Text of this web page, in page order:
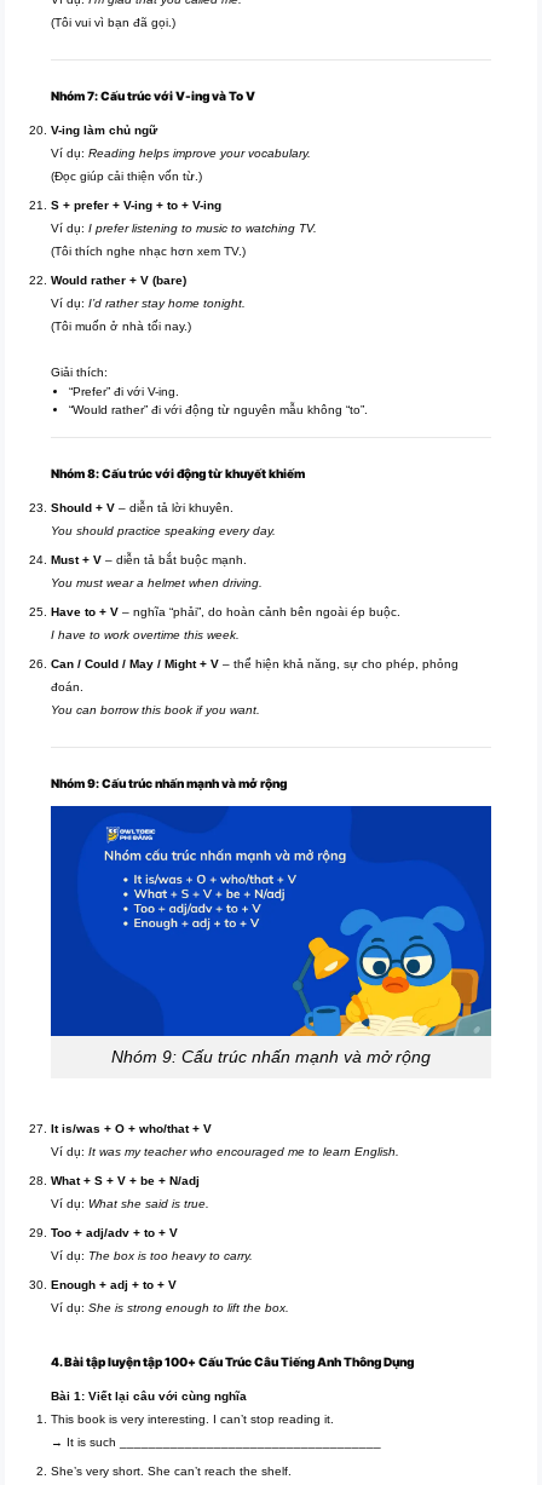
(Tôi vui vì bạn đã gọi.)
Nhóm 7: Cấu trúc với V-ing và To V
V-ing làm chủ ngữ
Ví dụ:Reading helps improve your vocabulary.
(Đọc giúp cải thiện vốn từ.)
S + prefer + V-ing + to + V-ing
Ví dụ:I prefer listening to music to watching TV.
(Tôi thích nghe nhạc hơn xem TV.)
Would rather + V (bare)
Ví dụ:I’d rather stay home tonight.
(Tôi muốn ở nhà tối nay.)
Giải thích:
“Prefer” đi với V-ing.
“Would rather” đi với động từ nguyên mẫu không “to”.
Nhóm 8: Cấu trúc với động từ khuyết khiếm
Should + V – diễn tả lời khuyên.
You should practice speaking every day.
Must + V – diễn tả bắt buộc mạnh.
You must wear a helmet when driving.
Have to + V – nghĩa “phải”, do hoàn cảnh bên ngoài ép buộc.
I have to work overtime this week.
Can / Could / May / Might + V – thể hiện khả năng, sự cho phép, phỏng
đoán.
You can borrow this book if you want.
Nhóm 9: Cấu trúc nhấn mạnh và mở rộng
Nhóm 9: Cấu trúc nhấn mạnh và mở rộng
It is/was + O + who/that + V
Ví dụ:It was my teacher who encouraged me to learn English.
What + S + V + be + N/adj
Ví dụ:What she said is true.
Too + adj/adv + to + V
Ví dụ: The box is too heavy to carry.
Enough + adj + to + V
Ví dụ:She is strong enough to lift the box.
4. Bài tập luyện tập 100+ Cấu Trúc Câu Tiếng Anh Thông Dụng
Bài 1: Viết lại câu với cùng nghĩa
This book is very interesting. I can’t stop reading it.
→ It is such ____________________________________
She’s very short. She can’t reach the shelf.